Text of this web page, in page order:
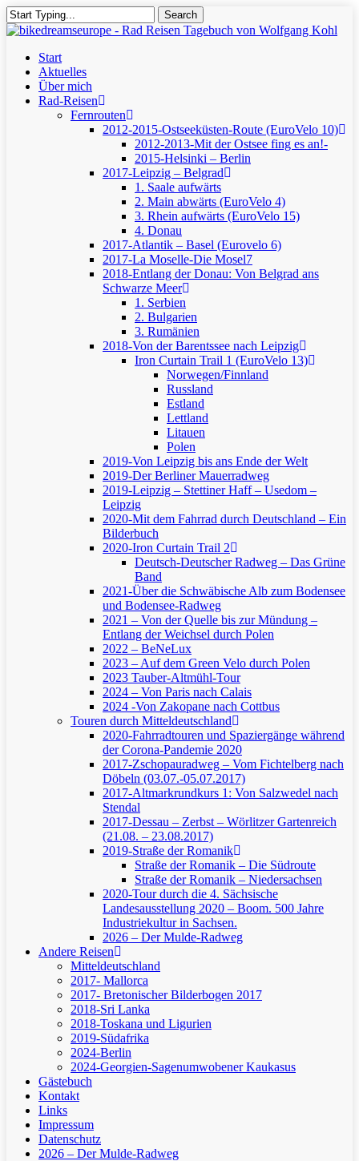
Skip
to
content
Search
Close
Menu
Start
Aktuelles
Über mich
Rad-Reisen
Fernrouten
2012-2015-Ostseeküsten-Route (EuroVelo 10)
2012-2013-Mit der Ostsee fing es an!-
2015-Helsinki – Berlin
2017-Leipzig – Belgrad
1. Saale aufwärts
2. Main abwärts (EuroVelo 4)
3. Rhein aufwärts (EuroVelo 15)
4. Donau
2017-Atlantik – Basel (Eurovelo 6)
2017-La Moselle-Die Mosel7
2018-Entlang der Donau: Von Belgrad ans
Schwarze Meer
1. Serbien
2. Bulgarien
3. Rumänien
2018-Von der Barentssee nach Leipzig
Iron Curtain Trail 1 (EuroVelo 13)
Norwegen/Finnland
Russland
Estland
Lettland
Litauen
Polen
2019-Von Leipzig bis ans Ende der Welt
2019-Der Berliner Mauerradweg
2019-Leipzig – Stettiner Haff – Usedom –
Leipzig
2020-Mit dem Fahrrad durch Deutschland – Ein
Bilderbuch
2020-Iron Curtain Trail 2
Deutsch-Deutscher Radweg – Das Grüne
Band
2021-Über die Schwäbische Alb zum Bodensee
und Bodensee-Radweg
2021 – Von der Quelle bis zur Mündung –
Entlang der Weichsel durch Polen
2022 – BeNeLux
2023 – Auf dem Green Velo durch Polen
2023 Tauber-Altmühl-Tour
2024 – Von Paris nach Calais
2024 -Von Zakopane nach Cottbus
Touren durch Mitteldeutschland
2020-Fahrradtouren und Spaziergänge während
der Corona-Pandemie 2020
2017-Zschopauradweg – Vom Fichtelberg nach
Döbeln (03.07.-05.07.2017)
2017-Altmarkrundkurs 1: Von Salzwedel nach
Stendal
2017-Dessau – Zerbst – Wörlitzer Gartenreich
(21.08. – 23.08.2017)
2019-Straße der Romanik
Straße der Romanik – Die Südroute
Straße der Romanik – Niedersachsen
2020-Tour durch die 4. Sächsische
Landesausstellung 2020 – Boom. 500 Jahre
Industriekultur in Sachsen.
2026 – Der Mulde-Radweg
Andere Reisen
Mitteldeutschland
2017- Mallorca
2017- Bretonischer Bilderbogen 2017
2018-Sri Lanka
2018-Toskana und Ligurien
2019-Südafrika
2024-Berlin
2024-Georgien-Sagenumwobener Kaukasus
Gästebuch
Kontakt
Links
Impressum
Datenschutz
2026 – Der Mulde-Radweg